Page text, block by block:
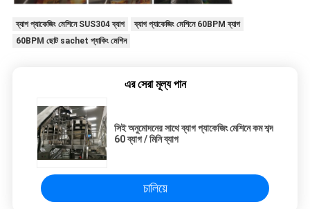
ব্যাগ প্যাকেজিং মেশিনে SUS304 ব্যাগ
ব্যাগ প্যাকেজিং মেশিনে 60BPM ব্যাগ
60BPM ছোট sachet প্যাকিং মেশিন
এর সেরা মূল্য পান
সিই অনুমোদনের সাথে ব্যাগ প্যাকেজিং মেশিনে কম শব্দ
60 ব্যাগ / মিনি ব্যাগ
চালিয়ে